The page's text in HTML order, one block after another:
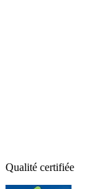
Qualité certifiée